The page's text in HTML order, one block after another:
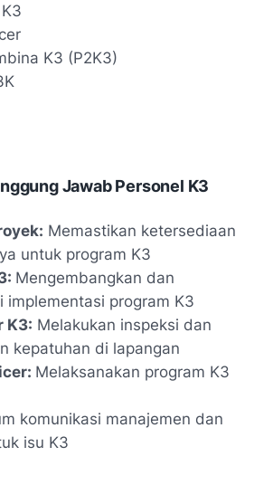
K3 (P2K3)
Jawab Personel K3
Memastikan ketersediaan
untuk program K3
Mengembangkan dan
implementasi program K3
K3: Melakukan inspeksi dan
kepatuhan di lapangan
Melaksanakan program K3
komunikasi manajemen dan
isu K3